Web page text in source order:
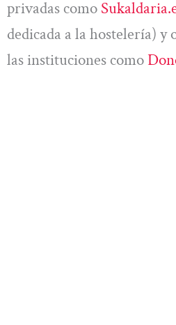
privadas como
dedicada a la hostelería) y
las instituciones como